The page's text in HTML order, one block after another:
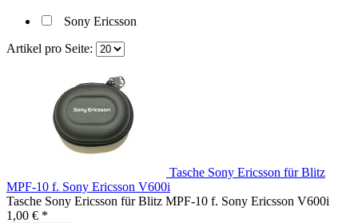
Sony Ericsson
Artikel pro Seite:
Tasche Sony Ericsson für Blitz
MPF-10 f. Sony Ericsson V600i
Tasche Sony Ericsson für Blitz MPF-10 f. Sony Ericsson V600i
1,00 € *